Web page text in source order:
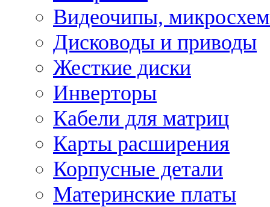
Видеочипы,
Дисководы и приводы
Жесткие диски
Инверторы
Кабели для матриц
Карты расширения
Корпусные детали
Материнские платы